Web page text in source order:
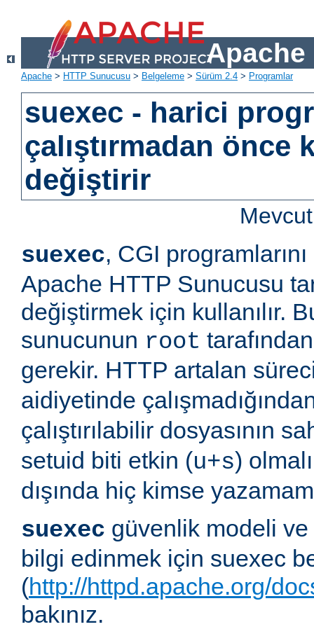
Apache
Apache > HTTP Sunucusu > Belgeleme > Sürüm 2.4 > Programlar
suexec - harici
çalıştırmadan önce
değiştirir
suexec, CGI
Apache HTTP Sunucusu
değiştirmek için kullanılır.
sunucunun root
gerekir. HTTP artalan
aidiyetinde
çalıştırılabilir dosyasının
setuid biti etkin (u+s)
dışında hiç kimse
suexec güvenlik modeli
bilgi edinmek için suexec
(http://httpd.apache.org/
bakınız.